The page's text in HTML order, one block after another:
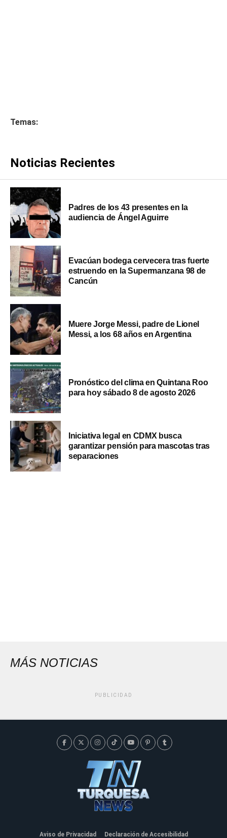
Temas:
Noticias Recientes
Padres de los 43 presentes en la
audiencia de Ángel Aguirre
Evacúan bodega cervecera tras fuerte
estruendo en la Supermanzana 98 de
Cancún
Muere Jorge Messi, padre de Lionel
Messi, a los 68 años en Argentina
Pronóstico del clima en Quintana Roo
para hoy sábado 8 de agosto 2026
Iniciativa legal en CDMX busca
garantizar pensión para mascotas tras
separaciones
MÁS NOTICIAS
PUBLICIDAD
Aviso de Privacidad Declaración de Accesibilidad